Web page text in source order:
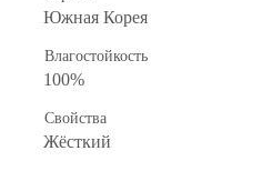
Южная Корея
Влагостойкость
100%
Свойства
Жёсткий